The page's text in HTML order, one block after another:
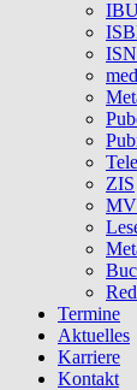
IBU
ZIS
Termine
Aktuelles
Karriere
Kontakt